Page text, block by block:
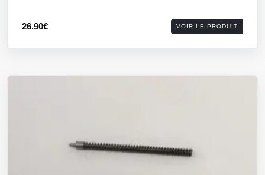
26.90€ VOIR LE PRODUIT